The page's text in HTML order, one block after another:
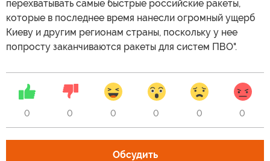
перехватывать самые быстрые российские ракеты,
которые в последнее время нанесли огромный ущерб
Киеву и другим регионам страны, поскольку у нее
попросту заканчиваются ракеты для систем ПВО".
0 0 0 0 0 0
Обсудить